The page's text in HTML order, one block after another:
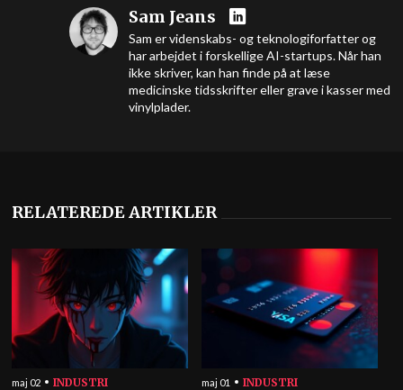
Sam Jeans
Sam er videnskabs- og teknologiforfatter og
har arbejdet i forskellige AI-startups. Når han
ikke skriver, kan han finde på at læse
medicinske tidsskrifter eller grave i kasser med
vinylplader.
RELATEREDE ARTIKLER
maj 02 INDUSTRI maj 01 INDUSTRI